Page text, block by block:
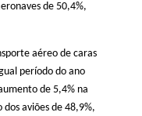
de 50,4%,
aéreo de caras
período do ano
de 5,4% na
aviões de 48,9%,